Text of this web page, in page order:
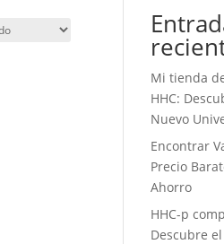
Mi tienda
HHC:
Nuevo
Encontrar
Precio
Ahorro
HHC-p
Descubre